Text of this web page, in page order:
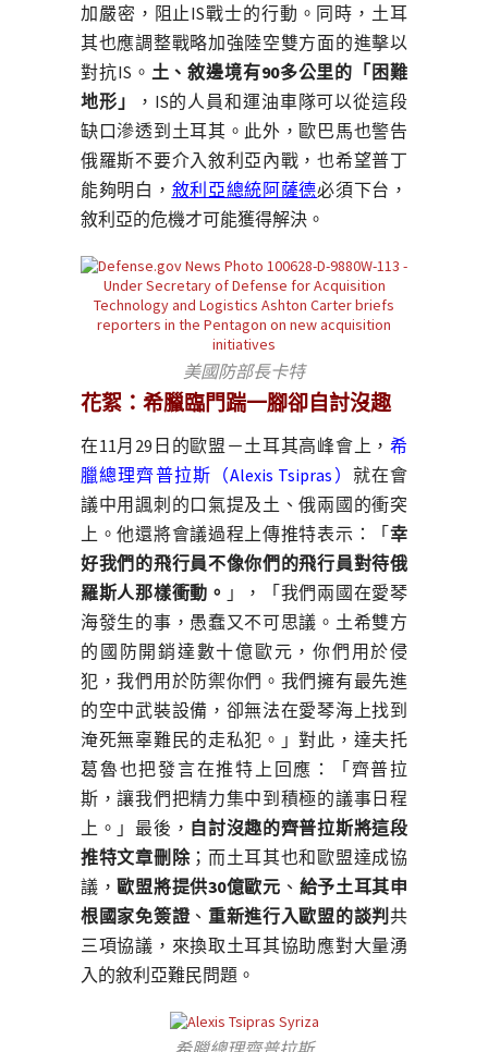
加嚴密，阻止IS戰士的行動。同時，土耳
其也應調整戰略加強陸空雙方面的進擊以
對抗IS。 土、敘邊境有90多公里的「困難
地形」
，IS的人員和運油車隊可以從這段
缺口滲透到土耳其。此外，歐巴馬也警告
俄羅斯不要介入敘利亞內戰，也希望普丁
能夠明白， 敘利亞總統阿薩德必須下台，
敘利亞的危機才可能獲得解決。
美國防部長卡特
花絮：希臘臨門踹一腳卻自討沒趣
在11月29日的歐盟－土耳其高峰會上， 希
臘總理齊普拉斯（Alexis Tsipras） 就在會
議中用諷刺的口氣提及土、俄兩國的衝突
上。他還將會議過程上傳推特表示：「幸
好我們的飛行員不像你們的飛行員對待俄
羅斯人那樣衝動。 」，「我們兩國在愛琴
海發生的事，愚蠢又不可思議。土希雙方
的國防開銷達數十億歐元，你們用於侵
犯，我們用於防禦你們。我們擁有最先進
的空中武裝設備，卻無法在愛琴海上找到
淹死無辜難民的走私犯。」對此，達夫托
葛魯也把發言在推特上回應：「齊普拉
斯，讓我們把精力集中到積極的議事日程
上。」最後， 自討沒趣的齊普拉斯將這段
推特文章刪除；而土耳其也和歐盟達成協
議，歐盟將提供30億歐元 、 給予土耳其申
根國家免簽證 、 重新進行入歐盟的談判共
三項協議，來換取土耳其協助應對大量湧
入的敘利亞難民問題。